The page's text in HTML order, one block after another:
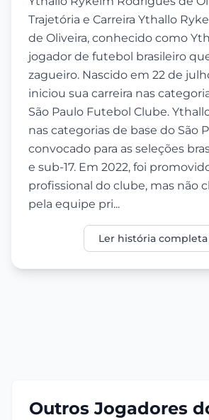
Trajetória e Carreira Ythallo
de Oliveira, conhecido como
jogador de futebol brasileiro
zagueiro. Nascido em 22 de
iniciou sua carreira nas
São Paulo Futebol Clube.
nas categorias de base do São
convocado para as seleções
e sub-17. Em 2022, foi
profissional do clube, mas não
pela equipe pri...
Ler história completa
Outros Jogadores